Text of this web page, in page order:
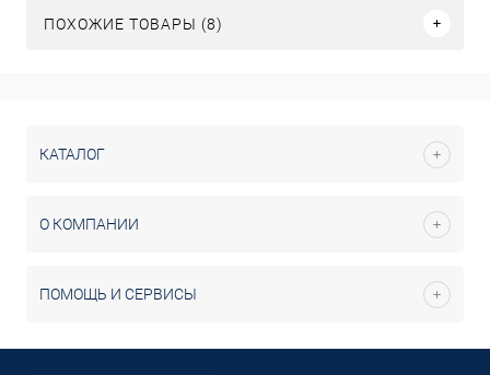
ПОХОЖИЕ ТОВАРЫ (8)
КАТАЛОГ
О КОМПАНИИ
ПОМОЩЬ И СЕРВИСЫ